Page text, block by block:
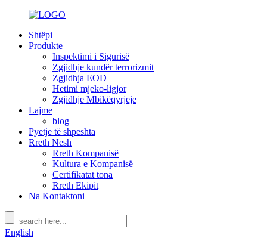
Shtëpi
Produkte
Inspektimi i Sigurisë
Zgjidhje kundër terrorizmit
Zgjidhja EOD
Hetimi mjeko-ligjor
Zgjidhje Mbikëqyrjeje
Lajme
blog
Pyetje të shpeshta
Rreth Nesh
Rreth Kompanisë
Kultura e Kompanisë
Certifikatat tona
Rreth Ekipit
Na Kontaktoni
English